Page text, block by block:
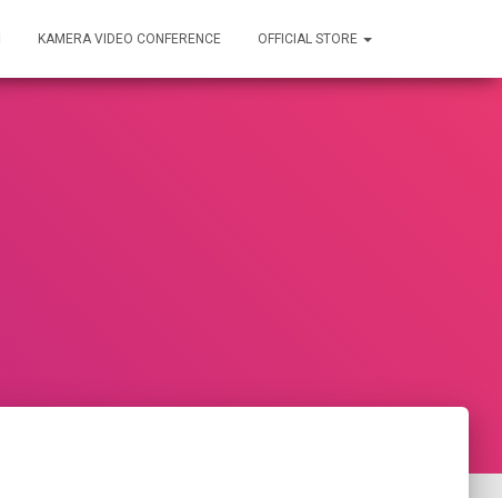
KAMERA VIDEO CONFERENCE OFFICIAL STORE